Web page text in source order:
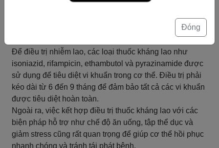
nhiễm lao, các phương pháp xét nghiệm như xét
nghiệm da, xét nghiệm máu, chụp X-quang phổi và
nước bọt phổi được sử dụng để xác định có vi khuẩn
Để điều trị nhiễm lao, các loại thuốc kháng lao như
isoniazid, rifampicin, ethambutol và pyrazinamide được
sử dụng để tiêu diệt vi khuẩn trong cơ thể. Điều trị phải
kéo dài từ 6 đến 9 tháng để đảm bảo tất cả các vi khuẩn
được tiêu diệt hoàn toàn.
Ngoài ra, việc kết hợp điều trị thuốc kháng lao với các
biện pháp hỗ trợ như chế độ ăn uống, tập thể dục và
giảm stress cũng rất quan trọng để giúp cơ thể hồi phục
nhanh chóng và tránh tái phát bệnh.
Đóng